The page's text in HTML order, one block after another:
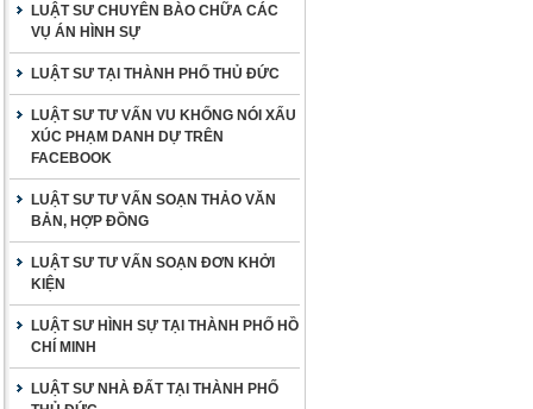
LUẬT SƯ CHUYÊN BÀO CHỮA CÁC
VỤ ÁN HÌNH SỰ
LUẬT SƯ TẠI THÀNH PHỐ THỦ ĐỨC
LUẬT SƯ TƯ VẤN VU KHỐNG NÓI XẤU
XÚC PHẠM DANH DỰ TRÊN
FACEBOOK
LUẬT SƯ TƯ VẤN SOẠN THẢO VĂN
BẢN, HỢP ĐỒNG
LUẬT SƯ TƯ VẤN SOẠN ĐƠN KHỞI
KIỆN
LUẬT SƯ HÌNH SỰ TẠI THÀNH PHỐ HỒ
CHÍ MINH
LUẬT SƯ NHÀ ĐẤT TẠI THÀNH PHỐ